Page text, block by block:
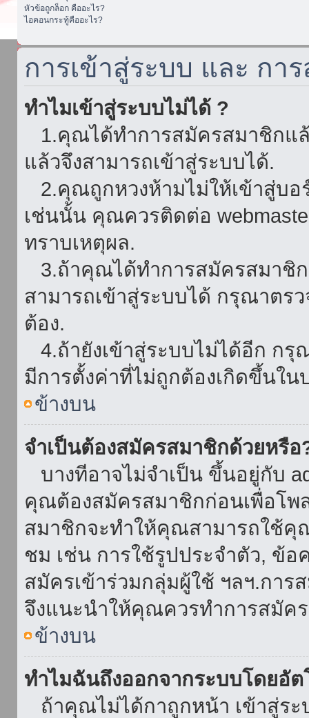
หัวข้อถูกล็อก คืออะไร?
ไอคอนกระทู้คืออะไร?
การเข้าสู่ระบบ และ กา
ทำไมเข้าสู่ระบบไม่ได้ ?
1.คุณได้ทำการสมัครสมาชิกแ
แล้วจึงสามารถเข้าสู่ระบบได้.
2.คุณถูกหวงห้ามไม่ให้เข้าสู่บอ
เช่นนั้น คุณควรติดต่อ
ทราบเหตุผล.
3.ถ้าคุณได้ทำการสมัครสมาชิ
สามารถเข้าสู่ระบบได้ กรุณาตร
ต้อง.
4.ถ้ายังเข้าสู่ระบบไม่ได้อีก กรุ
มีการตั้งค่าที่ไม่ถูกต้องเกิดขึ้นใน
ข้างบน
จำเป็นต้องสมัครสมาชิกด้วยหรือ
บางทีอาจไม่จำเป็น ขึ้นอยู่กับ
คุณต้องสมัครสมาชิกก่อนเพื่อโพ
สมาชิกจะทำให้คุณสามารถใช้คุ
ชม เช่น การใช้รูปประจำตัว, ข้อ
สมัครเข้าร่วมกลุ่มผู้ใช้ ฯลฯ.การ
จึงแนะนำให้คุณควรทำการสมัค
ข้างบน
ทำไมฉันถึงออกจากระบบโดยอั
ถ้าคุณไม่ได้กาถูกหน้า เข้าสู่ร